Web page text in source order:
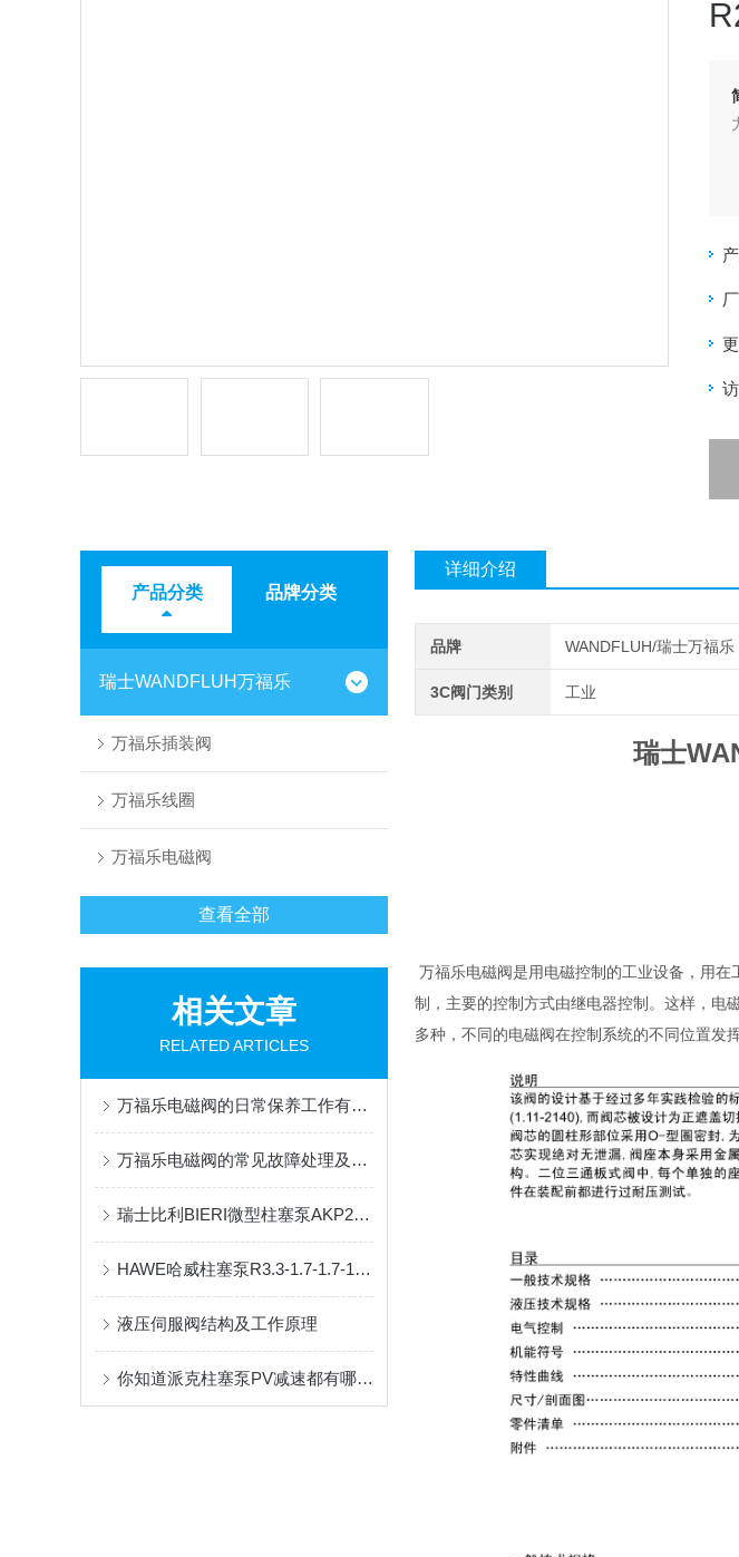
产品分类 品牌分类
瑞士WANDFLUH万福乐
万福乐插装阀
万福乐线圈
万福乐电磁阀
查看全部
相关文章
RELATED ARTICLES
万福乐电磁阀的日常保养工作有哪些呢?
万福乐电磁阀的常见故障处理及防范
瑞士比利BIERI微型柱塞泵AKP20系列原理及维修
HAWE哈威柱塞泵R3.3-1.7-1.7-1.7-1.7A工作原理
液压伺服阀结构及工作原理
你知道派克柱塞泵PV减速都有哪些原因吗？
详细介绍
品牌 WANDFLUH/瑞士万福乐
3C阀门类别 工业
瑞士
万福乐电磁阀是用电磁控制的工业设备，用
制，主要的控制方式由继电器控制。这样，电
多种，不同的电磁阀在控制系统的不同位置发